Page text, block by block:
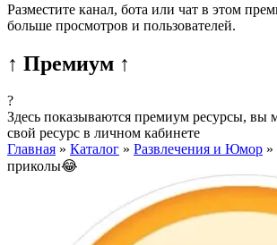
Разместите канал, бота или чат в этом
больше просмотров и пользователей.
↑ Премиум ↑
?
Здесь показываются премиум ресурсы, вы
свой ресурс в личном кабинете
Главная » Каталог » Развлечения и Юмор »
приколы😂